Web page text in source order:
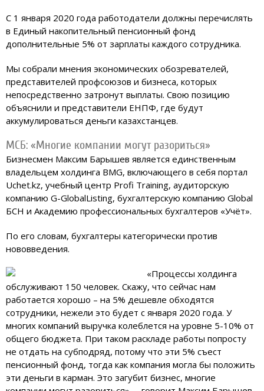
С 1 января 2020 года работодатели должны перечислять
в Единый накопительный пенсионный фонд
дополнительные 5% от зарплаты каждого сотрудника.
Мы собрали мнения экономических обозревателей,
представителей профсоюзов и бизнеса, которых
непосредственно затронут выплаты. Свою позицию
объяснили и представители ЕНПФ, где будут
аккумулироваться деньги казахстанцев.
МСБ: «Многие компании могут разориться»
Бизнесмен Максим Барышев является единственным
владельцем холдинга BMG, включающего в себя портал
Uchet.kz, учебный центр Profi Training, ­аудиторскую
компанию G-GlobalListing, бухгалтерскую компанию Global
БСН и Академию профессиональных бухгалтеров «Учёт».
По его словам, бухгалтеры категорически против
нововведения.
«Процессы холдинга
обслуживают 150 человек. Скажу, что сейчас нам
работается хорошо – на 5% дешевле обходятся
сотрудники, нежели это будет с января 2020 года. У
многих компаний выручка колеблется на уровне 5-10% от
общего бюджета. При таком раскладе работы попросту
не отдать на субподряд, потому что эти 5% съест
пенсионный фонд, тогда как компания могла бы положить
эти деньги в карман. Это загубит бизнес, многие